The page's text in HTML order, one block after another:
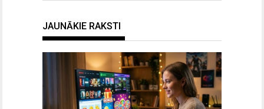
JAUNĀKIE RAKSTI